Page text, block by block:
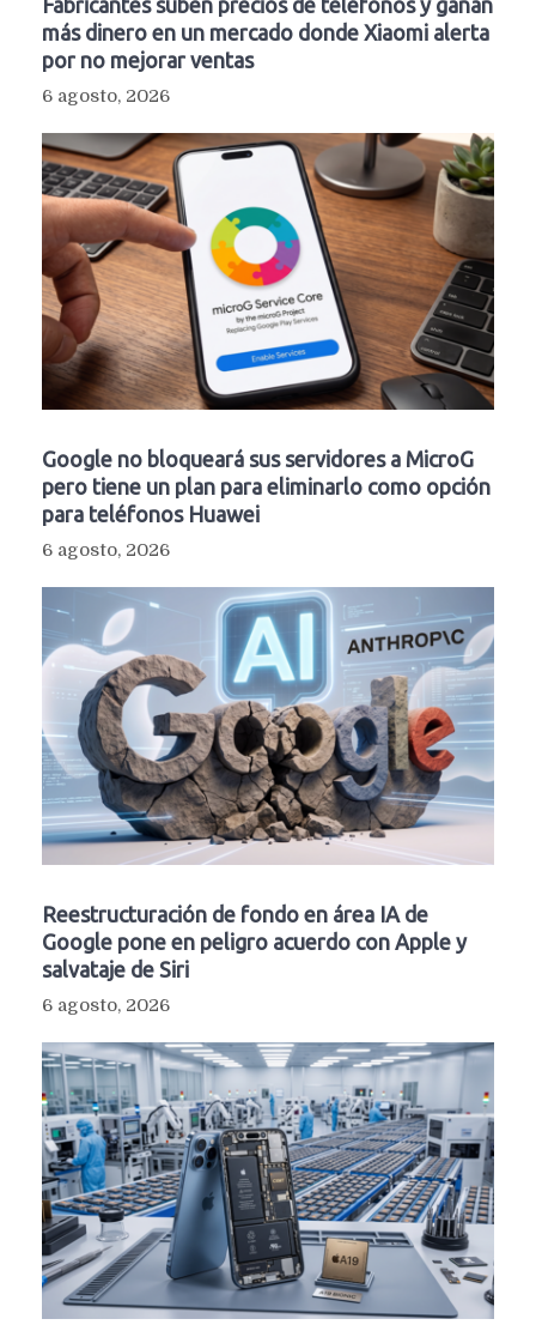
más dinero en un mercado donde Xiaomi alerta
por no mejorar ventas
6 agosto, 2026
Google no bloqueará sus servidores a MicroG
pero tiene un plan para eliminarlo como opción
para teléfonos Huawei
6 agosto, 2026
Reestructuración de fondo en área IA de
Google pone en peligro acuerdo con Apple y
salvataje de Siri
6 agosto, 2026